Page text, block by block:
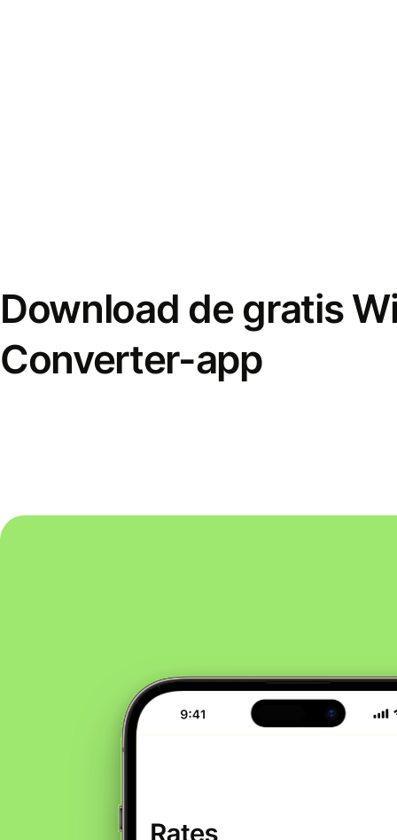
Download de gratis
Converter-app